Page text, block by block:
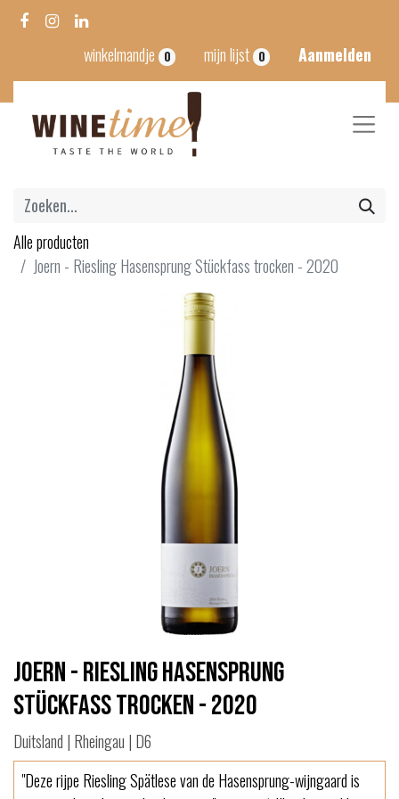
winkelmandje 0 mijn lijst 0 Aanmelden
Alle producten
Joern - Riesling Hasensprung Stückfass trocken - 2020
Joern - Riesling Hasensprung
Stückfass trocken - 2020
Duitsland | Rheingau | D6
"Deze rijpe Riesling Spätlese van de Hasensprung-wijngaard is